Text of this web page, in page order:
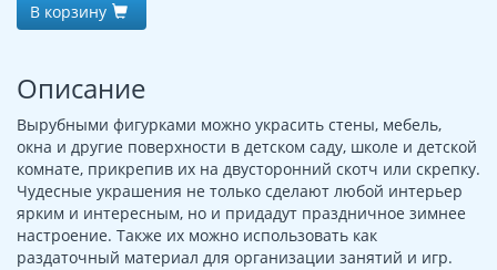
В корзину
Описание
Вырубными фигурками можно украсить стены, мебель,
окна и другие поверхности в детском саду, школе и детской
комнате, прикрепив их на двусторонний скотч или скрепку.
Чудесные украшения не только сделают любой интерьер
ярким и интересным, но и придадут праздничное зимнее
настроение. Также их можно использовать как
раздаточный материал для организации занятий и игр.